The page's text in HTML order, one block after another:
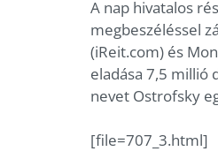
A nap hivatalos
megbeszéléssel
(iReit.com) és
eladása 7,5 millió
nevet Ostrofsky
[file=707_3.html]